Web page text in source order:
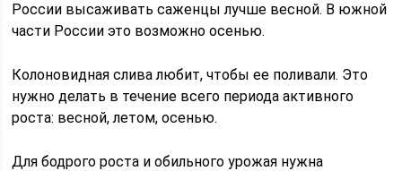
России высаживать саженцы лучше весной. В южной
части России это возможно осенью.
Колоновидная слива любит, чтобы ее поливали. Это
нужно делать в течение всего периода активного
роста: весной, летом, осенью.
Для бодрого роста и обильного урожая нужна